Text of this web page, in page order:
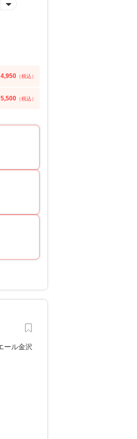
4,950 （税込）
5,500 （税込）